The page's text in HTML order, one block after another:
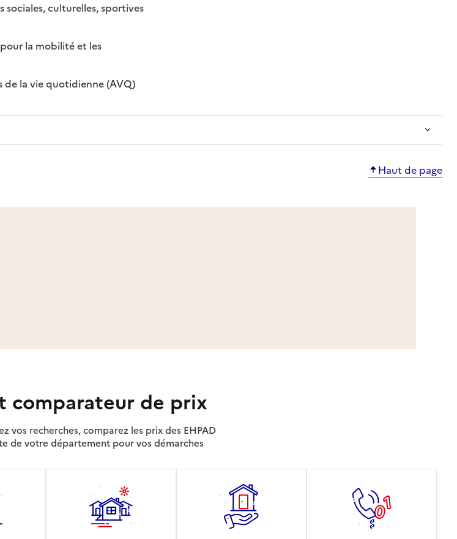
culturelles, sportives
la mobilité et les
de la vie quotidienne (AVQ): disponible
: non disponible
Haut de page
comparateur de prix
vos recherches, comparez les prix des EHPAD
de votre département pour vos démarches